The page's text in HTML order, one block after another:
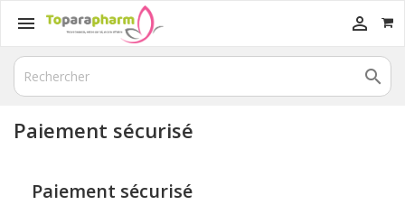
 

Paiement sécurisé
Paiement sécurisé